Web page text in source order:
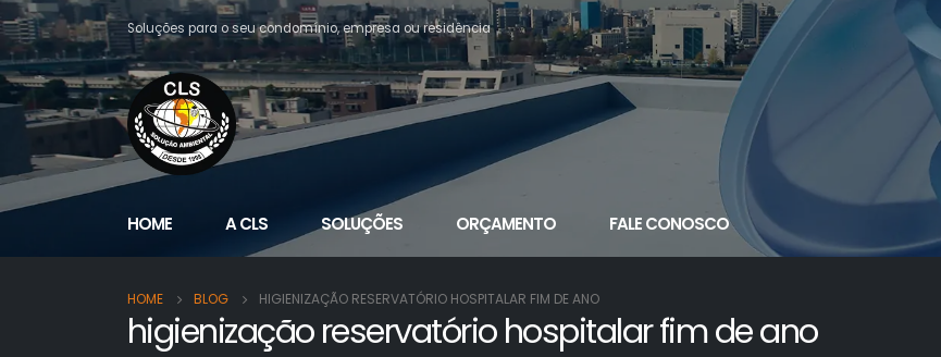
Soluções para o seu condomínio, empresa ou residência
HOME A CLS SOLUÇÕES ORÇAMENTO FALE CONOSCO
HOME BLOG HIGIENIZAÇÃO RESERVATÓRIO HOSPITALAR FIM DE ANO
higienização reservatório hospitalar fim de ano